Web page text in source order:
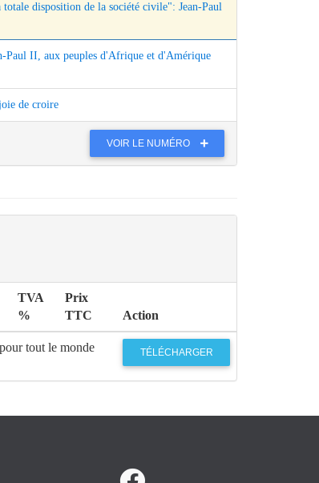
totale disposition de la société civile": Jean-Paul
Paul II, aux peuples d'Afrique et d'Amérique
de croire
VOIR LE NUMÉRO
TVA
%
Prix
TTC
Action
tout le monde TÉLÉCHARGER